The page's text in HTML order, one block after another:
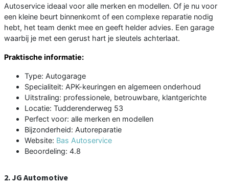
Autoservice ideaal voor alle merken en modellen. Of je nu voor
een kleine beurt binnenkomt of een complexe reparatie nodig
hebt, het team denkt mee en geeft helder advies. Een garage
waarbij je met een gerust hart je sleutels achterlaat.
Praktische informatie:
Type: Autogarage
Specialiteit: APK-keuringen en algemeen onderhoud
Uitstraling: professionele, betrouwbare, klantgerichte
Locatie: Tudderenderweg 53
Perfect voor: alle merken en modellen
Bijzonderheid: Autoreparatie
Website: Bas Autoservice
Beoordeling: 4.8
2. JG Automotive